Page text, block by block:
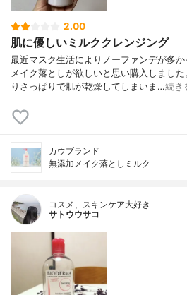
2.00
肌に優しいミルククレンジング
最近マスク生活によりノーファンデが多
メイク落としが欲しいと思い購入しまし
りさっぱりで肌が乾燥してしまいま…続き
カウブランド
無添加メイク落としミルク
コスメ、スキンケア大好き
サトウウサコ